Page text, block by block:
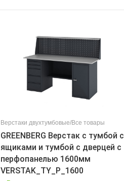
Верстаки двухтумбовые/Все товары
GREENBERG Верстак с тумбой с
ящиками и тумбой с дверцей с
перфопанелью 1600мм
VERSTAK_ТY_P_1600